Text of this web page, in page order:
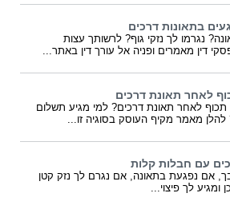
בתאונות דרכים
נגרמו לך נזקי גוף? לרשותך עצות
דין מאמרים ופניה אל עורך דין באתר...
לאחר תאונת דרכים
לאחר תאונת דרכים? למי מגיע תשלום
להלן מאמר מקיף העוסק בסוגיה זו...
עם חבלות קלות
אם נפגעת בתאונה, אם נגרם לך נזק קטן
ומגיע לך פיצוי...